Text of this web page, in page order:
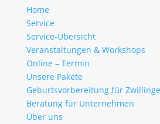
Home
Service
Service-Übersicht
Veranstaltungen & Workshops
Online – Termin
Unsere Pakete
Geburtsvorbereitung für Zwillinge
Beratung für Unternehmen
Über uns